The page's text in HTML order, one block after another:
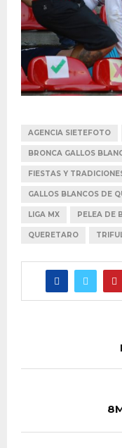
AGENCIA SIETEFOTO
BRONCA GALLOS
FIESTAS Y
GALLOS BLANCOS DE
LIGA MX PELEA DE
QUERETARO